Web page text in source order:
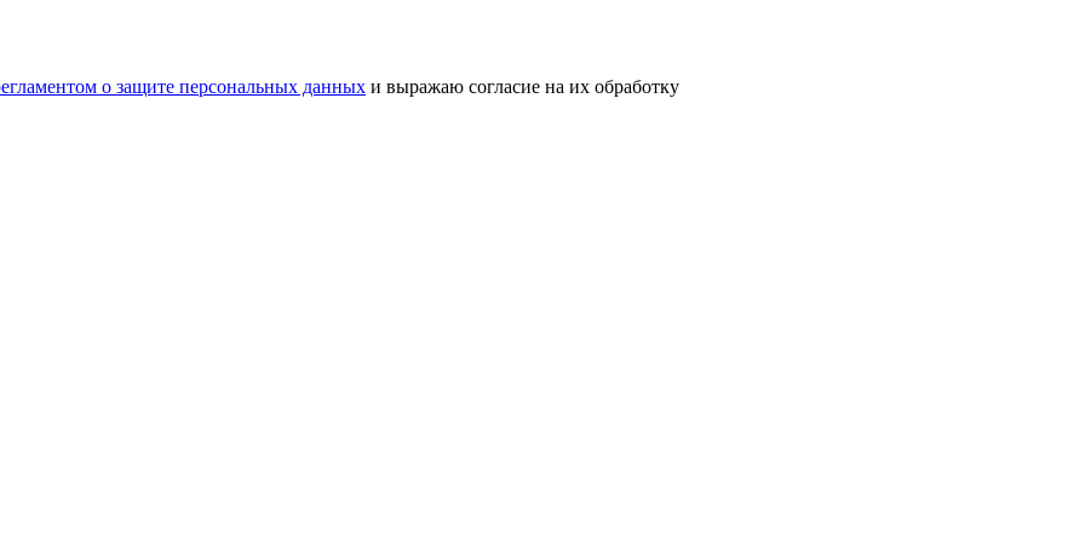
о защите персональных данных и выражаю согласие на их обработку